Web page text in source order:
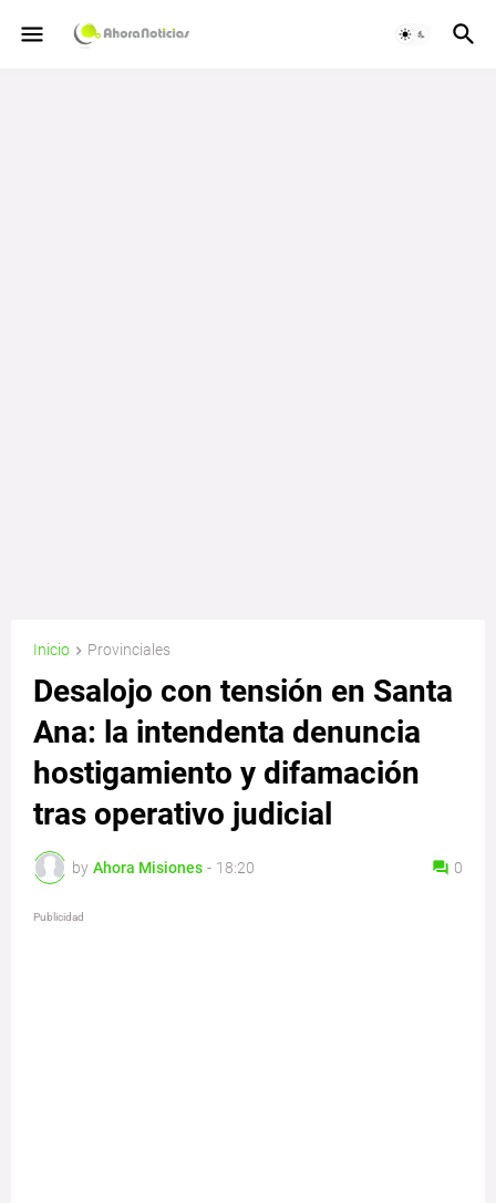
Inicio Provinciales
Desalojo con tensión en Santa
Ana: la intendenta denuncia
hostigamiento y difamación
tras operativo judicial
by Ahora Misiones - 18:20 0
Publicidad